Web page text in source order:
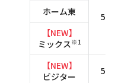
ホーム東
【NEW】
ミックス ※1
【NEW】
ビジター